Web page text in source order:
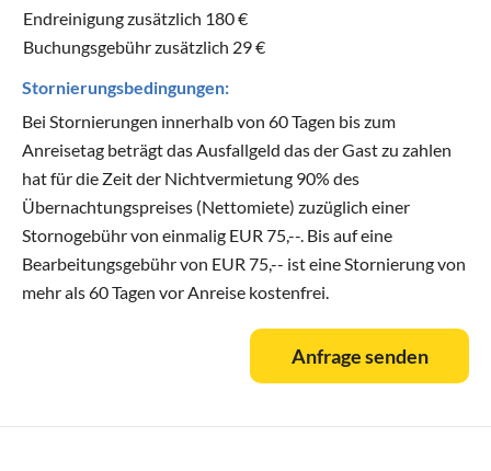
Endreinigung zusätzlich 180 €
Buchungsgebühr zusätzlich 29 €
Stornierungsbedingungen:
Bei Stornierungen innerhalb von 60 Tagen bis zum
Anreisetag beträgt das Ausfallgeld das der Gast zu zahlen
hat für die Zeit der Nichtvermietung 90% des
Übernachtungspreises (Nettomiete) zuzüglich einer
Stornogebühr von einmalig EUR 75,--. Bis auf eine
Bearbeitungsgebühr von EUR 75,-- ist eine Stornierung von
mehr als 60 Tagen vor Anreise kostenfrei.
Anfrage senden